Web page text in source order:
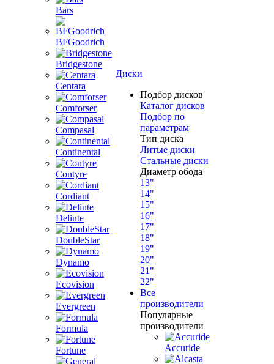
Bars
BFGoodrich
Bridgestone
Centara
Comforser
Compasal
Continental
Contyre
Cordiant
Delinte
DoubleStar
Dynamo
Ecovision
Evergreen
Formula
Fortune
Диски
Подбор дисков
Каталог дисков
Подбор по
параметрам
Тип диска
Литые диски
Стальные диски
Диаметр обода
13"
14"
15"
16"
17"
18"
19"
20"
21"
22"
Все
производители
Популярные
производители
Accuride